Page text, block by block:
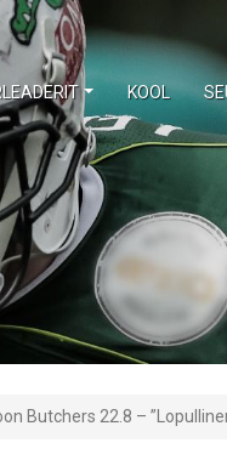
KOOL
Butchers 22.8 –